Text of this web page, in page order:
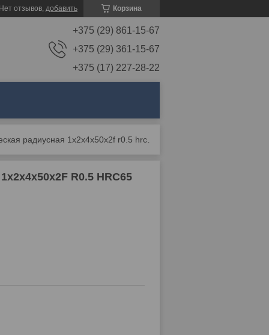
Корзина
отзывов, добавить
+375 (29) 861-15-67
+375 (29) 361-15-67
+375 (17) 227-28-22
R0.5 HRC65